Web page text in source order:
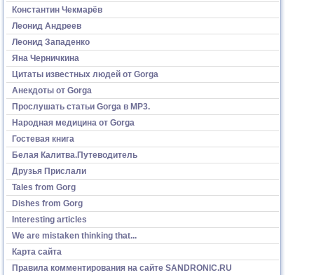
Константин Чекмарёв
Леонид Андреев
Леонид Западенко
Яна Черничкина
Цитаты известных людей от Gorga
Анекдоты от Gorga
Прослушать статьи Gorga в МР3.
Народная медицина от Gorga
Гостевая книга
Белая Калитва.Путеводитель
Друзья Прислали
Tales from Gorg
Dishes from Gorg
Interesting articles
We are mistaken thinking that...
Карта сайта
Правила комментирования на сайте SANDRONIC.RU